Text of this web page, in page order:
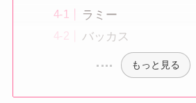
ラミー
バッカス
もっと見る